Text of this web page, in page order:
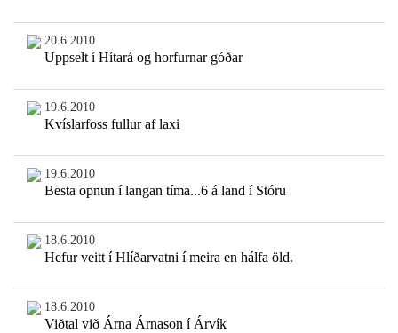
20.6.2010
Uppselt í Hítará og horfurnar góðar
19.6.2010
Kvíslarfoss fullur af laxi
19.6.2010
Besta opnun í langan tíma...6 á land í Stóru
18.6.2010
Hefur veitt í Hlíðarvatni í meira en hálfa öld.
18.6.2010
Viðtal við Árna Árnason í Árvík